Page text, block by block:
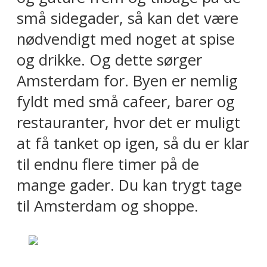
små sidegader, så kan det være
nødvendigt med noget at spise
og drikke. Og dette sørger
Amsterdam for. Byen er nemlig
fyldt med små cafeer, barer og
restauranter, hvor det er muligt
at få tanket op igen, så du er klar
til endnu flere timer på de
mange gader. Du kan trygt tage
til Amsterdam og shoppe.